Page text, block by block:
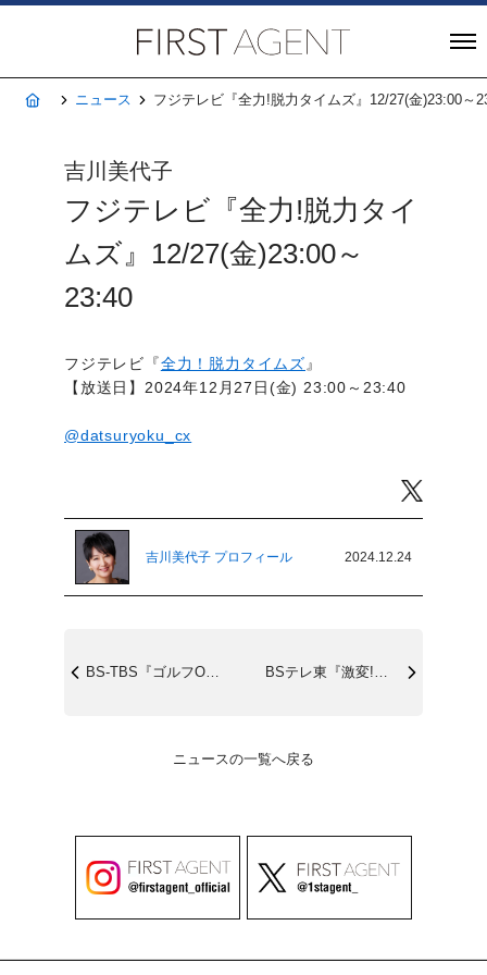
ホームニュース フジテレビ『全力!脱力タイムズ』12/27(金)23:00～
吉川美代子
フジテレビ『全力!脱力タイ
ムズ』12/27(金)23:00～
23:40
フジテレビ『全力！脱力タイムズ 』
【放送日】2024年12月27日(金) 23:00～23:40
@datsuryoku_cx
吉川美代子 プロフィール 2024.12.24
BS-TBS『ゴルフONE』1/5(日)... BSテレ東『激変!日本のおカネ2024』...
ニュースの一覧へ戻る